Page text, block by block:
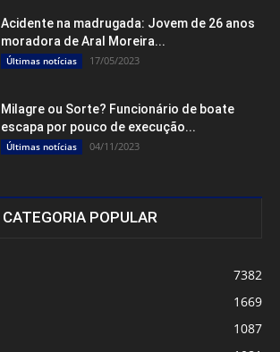
Acidente na madrugada: Jovem de 26 anos
moradora de Aral Moreira...
Últimas notícias 17/05/2023
Milagre ou Sorte? Funcionário de boate
escapa por pouco de execução...
Últimas notícias 04/11/2023
CATEGORIA POPULAR
7382
1669
1087